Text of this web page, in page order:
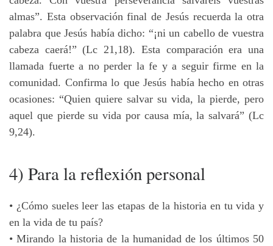
almas”. Esta observación final de Jesús recuerda la otra
palabra que Jesús había dicho: “¡ni un cabello de vuestra
cabeza caerá!” (Lc 21,18). Esta comparación era una
llamada fuerte a no perder la fe y a seguir firme en la
comunidad. Confirma lo que Jesús había hecho en otras
ocasiones: “Quien quiere salvar su vida, la pierde, pero
aquel que pierde su vida por causa mía, la salvará” (Lc
9,24).
4) Para la reflexión personal
• ¿Cómo sueles leer las etapas de la historia en tu vida y
en la vida de tu país?
• Mirando la historia de la humanidad de los últimos 50